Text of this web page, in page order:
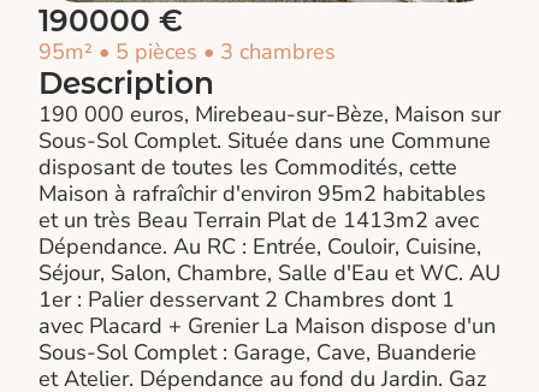
190000 €
95m² • 5 pièces • 3 chambres
Description
190 000 euros, Mirebeau-sur-Bèze, Maison sur
Sous-Sol Complet. Située dans une Commune
disposant de toutes les Commodités, cette
Maison à rafraîchir d'environ 95m2 habitables
et un très Beau Terrain Plat de 1413m2 avec
Dépendance. Au RC : Entrée, Couloir, Cuisine,
Séjour, Salon, Chambre, Salle d'Eau et WC. AU
1er : Palier desservant 2 Chambres dont 1
avec Placard + Grenier La Maison dispose d'un
Sous-Sol Complet : Garage, Cave, Buanderie
et Atelier. Dépendance au fond du Jardin. Gaz